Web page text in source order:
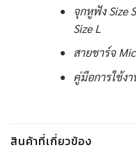
จุกหูฟัง Size
Size L
สายชาร์จ
คู่มือการใช้งา
สินค้าที่เกี่ยวข้อง